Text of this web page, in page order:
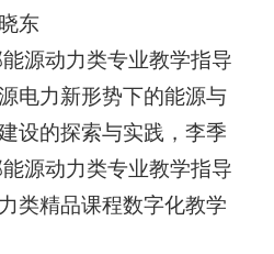
东
源动力类专业教学指导
电力新形势下的能源与
设的探索与实践，李季
源动力类专业教学指导
类精品课程数字化教学